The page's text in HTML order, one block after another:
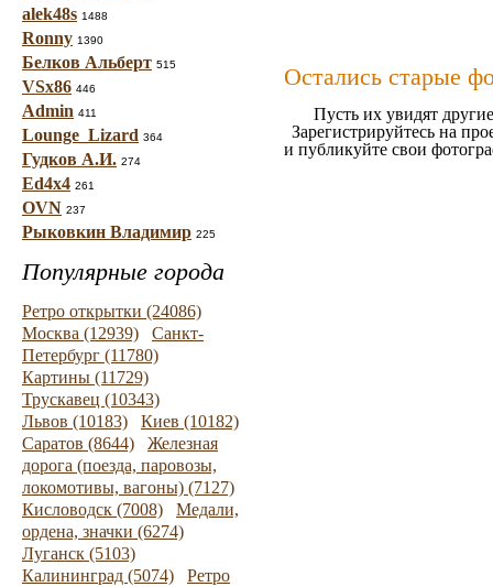
alek48s 1488
Ronny 1390
Белков Альберт 515
VSx86 446
Admin 411
Lounge_Lizard 364
Гудков А.И. 274
Ed4x4 261
OVN 237
Рыковкин Владимир 225
Популярные города
Ретро открытки (24086)
Москва (12939)
Санкт-
Петербург (11780)
Картины (11729)
Трускавец (10343)
Львов (10183)
Киев (10182)
Саратов (8644)
Железная
дорога (поезда, паровозы,
локомотивы, вагоны) (7127)
Кисловодск (7008)
Медали,
ордена, значки (6274)
Луганск (5103)
Калининград (5074)
Ретро
Остались старые
Пусть их увидят
Зарегистрируйтесь на
и публикуйте свои